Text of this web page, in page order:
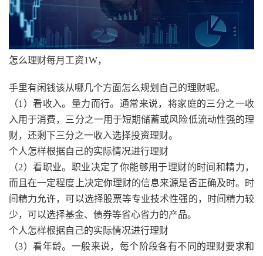
怎么理财每月工资1W，
手里有闲钱该从哪几个方面怎么规划自己的理财呢。
（1）看收入。量力而行。通常来说，将家庭的三分之一收
入用于消费，三分之一用于短期储蓄或风险低流动性强的理
财，还剩下三分之一收入选择投资理财。
个人怎样根据自己的实际情况进行理财
（2）看职业。职业决定了你能够用于理财的时间和精力，
而且在一定程度上决定你理财的信息来源是否正确及时。时
间精力允许，可以选择股票等专业技术性强的，时间精力较
少，可以选择基金、债券等省心省力的产品。
个人怎样根据自己的实际情况进行理财
（3）看年龄。一般来说，每个阶段各有不同的理财要求和